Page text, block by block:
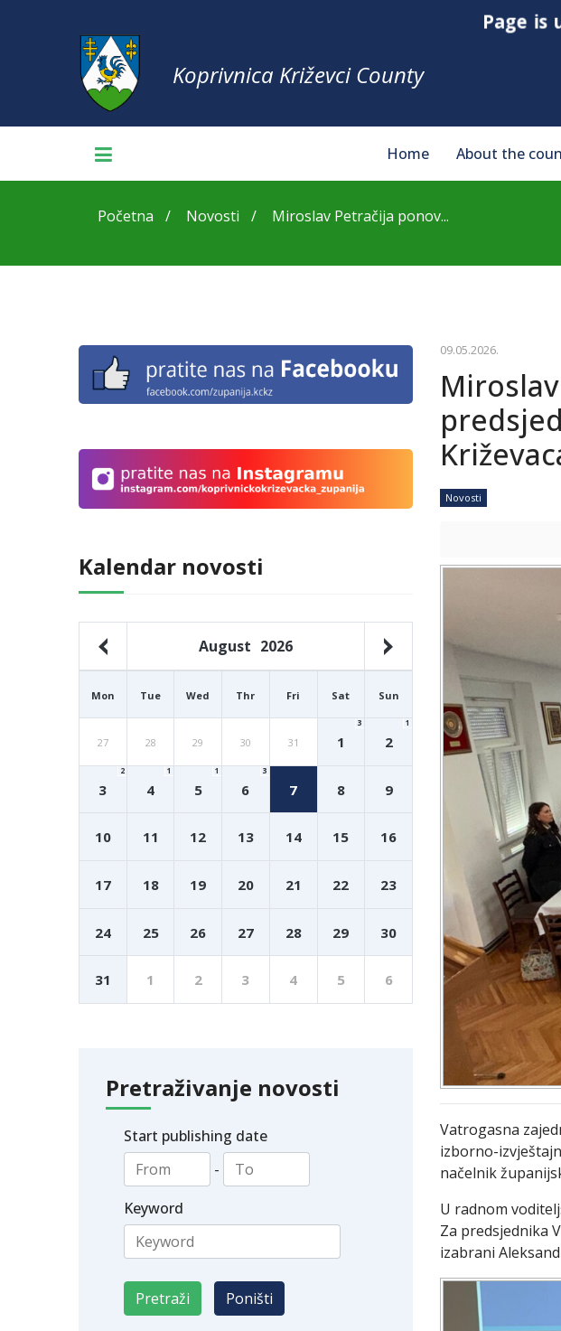
Page is
Koprivnica Križevci County
Home About the
Početna Novosti Miroslav Petračija ponov...
Kalendar novosti
August 2026
Mon Tue Wed Thr Fri Sat Sun
27 28 29 30 31 1
3
2
1
3
2
4
1
5
1
6
3
7 8 9
10 11 12 13 14 15 16
17 18 19 20 21 22 23
24 25 26 27 28 29 30
31 1 2 3 4 5 6
Pretraživanje novosti
Start publishing date
-
Keyword
09.05.2026.
Novosti
Vatrogasna
izborno-
načelnik
U radnom
Za predsjednika
izabrani